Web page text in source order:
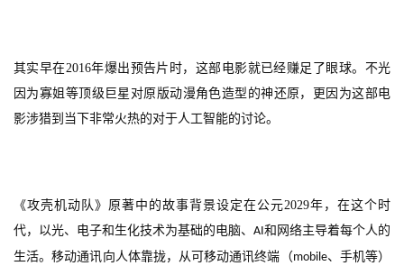
其实早在2016年爆出预告片时，这部电影就已经赚足了眼球。不光
因为寡姐等顶级巨星对原版动漫角色造型的神还原，更因为这部电
影涉猎到当下非常火热的对于人工智能的讨论。
《攻壳机动队》原著中的故事背景设定在公元2029年，在这个时
代，以光、电子和生化技术为基础的电脑、 AI和网络主导着每个人的
生活。移动通讯向人体靠拢，从可移动通讯终端（mobile、手机等）